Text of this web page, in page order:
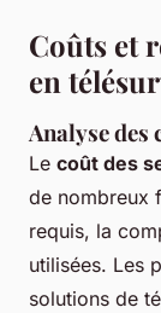
Coûts et
en
Analyse des
Le coût des
de nombreux
requis, la
utilisées. Les
solutions de